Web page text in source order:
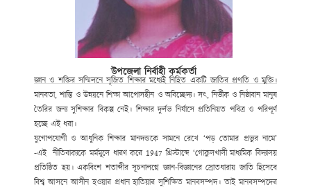
উপজেলা নির্বাহী কর্মকর্তা
জ্ঞান ও শক্তির সম্মিলনে সৃজিত শিক্ষার মধ্যেই নিহিত একটি জাতির প্রগতি ও মুক্তি।
মানবতা, শান্তি ও উন্নয়নে শিক্ষা আপোসহীন ও অবিচ্ছেদ্য। সৎ, নির্ভীক ও নিষ্ঠাবান মানুষ
তৈরির জন্য সুশিক্ষার বিকল্প নেই। শিক্ষার দুর্লভ নির্যাসে প্রতিনিয়ত পবিত্র ও পরিপূর্ণ
হচ্ছে এই ধরা।
যুগোপযোগী ও আধুনিক শিক্ষার মানদন্ডকে সামনে রেখে ‘পড় তোমার প্রভুর নামে’
-এই নীতিবাক্যকে মর্মমূলে ধারণ করে1947 খ্রিস্টাব্দে ‘গোকুলখালী মাধ্যমিক বিদ্যালয়
প্রতিষ্ঠিত হয়। একবিংশ শতাব্দীর সূচনালগ্নে জ্ঞান-বিজ্ঞানের স্রোতধারায় জাতি হিসেবে
বিশ্ব আসনে আসীন হওয়ার প্রধান হাতিয়ার সুশিক্ষিত মানবসম্পদ। তাই মানবসম্পদের